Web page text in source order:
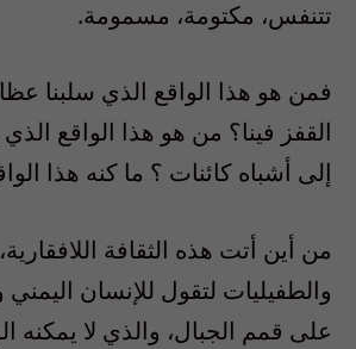
تتنفس، مكتومة، مسمومة.
فمن هو هذا الواقع الذي سلبنا
القفز فينا؟ من هو هذا الواقع الذي
إلى أشباه كائنات ؟ ما كنه هذا
من أين أتت هذه الثقافة
والطفيليات لتقول للإنسان اليمني
على قمم الجبال، والذي لا يمكنه